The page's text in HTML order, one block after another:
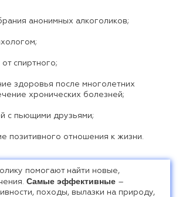
анонимных алкоголиков;
спиртного;
здоровья после многолетних
хронических болезней;
с пьющими друзьями;
позитивного отношения к жизни.
помогают найти новые,
Самые эффективные –
походы, вылазки на природу,